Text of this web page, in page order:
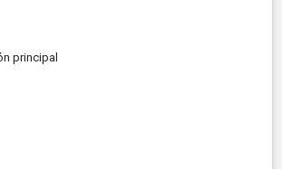
principal